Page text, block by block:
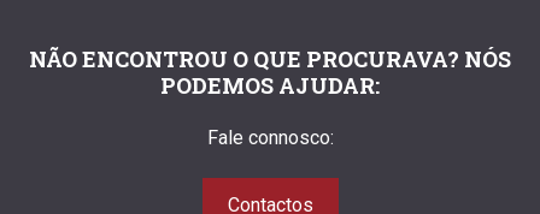
NÃO ENCONTROU O QUE PROCURAVA? NÓS
PODEMOS AJUDAR:
Fale connosco:
Contactos